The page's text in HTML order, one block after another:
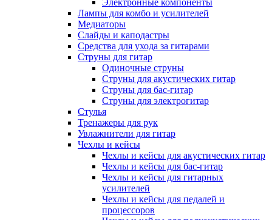
Электронные компоненты
Лампы для комбо и усилителей
Медиаторы
Слайды и каподастры
Средства для ухода за гитарами
Струны для гитар
Одиночные струны
Струны для акустических гитар
Струны для бас-гитар
Струны для электрогитар
Стулья
Тренажеры для рук
Увлажнители для гитар
Чехлы и кейсы
Чехлы и кейсы для акустических гитар
Чехлы и кейсы для бас-гитар
Чехлы и кейсы для гитарных
усилителей
Чехлы и кейсы для педалей и
процессоров